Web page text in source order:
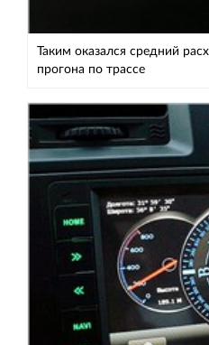
Таким оказался средний
прогона по трассе